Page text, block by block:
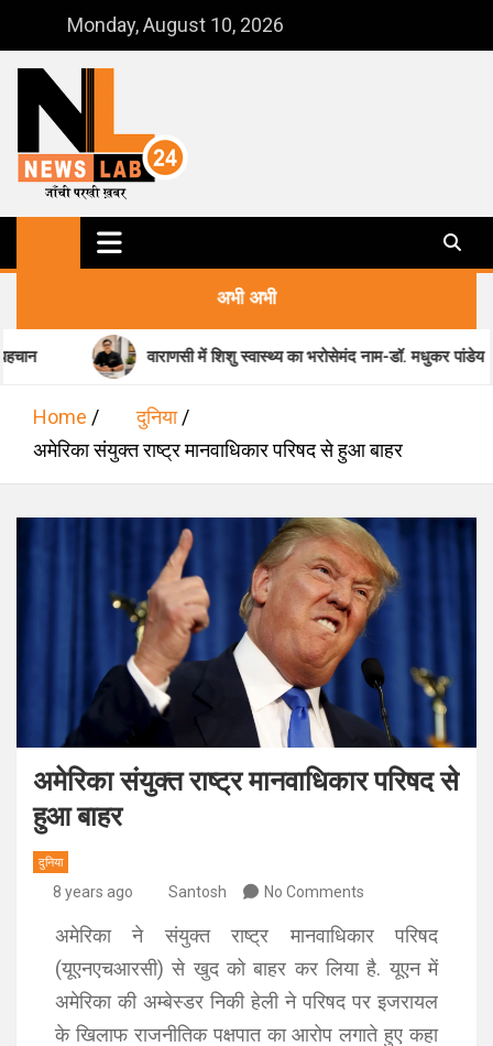
content
Monday, August 10, 2026
NewsLab24
जाँची परखी ख़बर
अभी अभी
वाराणसी में शिशु स्वास्थ्य का भरोसेमंद नाम-डॉ. मधुकर पांडेय
Home
दुनिया
अमेरिका संयुक्त राष्ट्र मानवाधिकार परिषद से हुआ बाहर
अमेरिका संयुक्त राष्ट्र मानवाधिकार परिषद से
हुआ बाहर
दुनिया
8 years ago Santosh No Comments
अमेरिका ने संयुक्त राष्ट्र मानवाधिकार परिषद
(यूएनएचआरसी) से खुद को बाहर कर लिया है. यूएन में
अमेरिका की अम्बेस्डर निकी हेली ने परिषद पर इजरायल
के खिलाफ राजनीतिक पक्षपात का आरोप लगाते हुए कहा